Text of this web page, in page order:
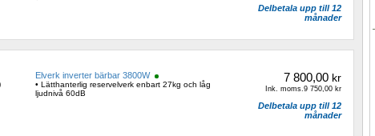
Delbetala upp till 12
månader
Elverk inverter bärbar 3800W
• Lätthanterlig reservelverk enbart 27kg och låg
ljudnivå 60dB
7 800,00kr
Ink. moms.9 750,00 kr
Delbetala upp till 12
månader